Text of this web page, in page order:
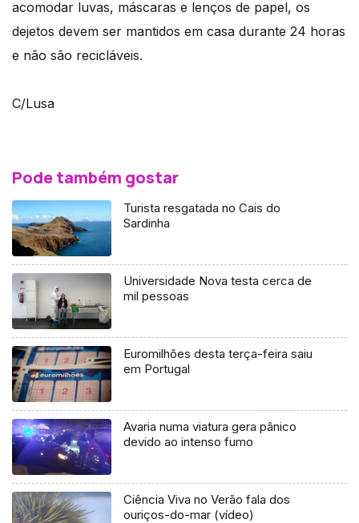
acomodar luvas, máscaras e lenços de papel, os
dejetos devem ser mantidos em casa durante 24 horas
e não são recicláveis.
C/Lusa
Pode também gostar
Turista resgatada no Cais do
Sardinha
Universidade Nova testa cerca de
mil pessoas
Euromilhões desta terça-feira saiu
em Portugal
Avaria numa viatura gera pânico
devido ao intenso fumo
Ciência Viva no Verão fala dos
ouriços-do-mar (vídeo)